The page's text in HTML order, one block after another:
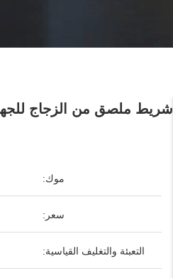
شريط ملصق من الزجاج
موك:
سعر:
التعبئة والتغليف القياسية: